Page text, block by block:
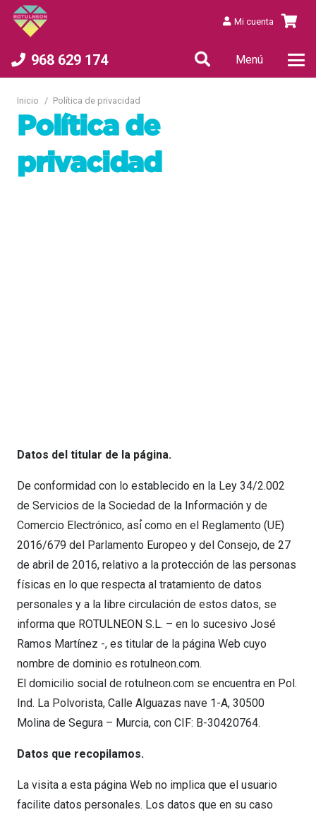
Mi cuenta
968 629 174 Menú
Inicio / Política de privacidad
Política de
privacidad
Datos del titular de la página.
De conformidad con lo establecido en la Ley 34/2.002
de Servicios de la Sociedad de la Información y de
Comercio Electrónico, así́ como en el Reglamento (UE)
2016/679 del Parlamento Europeo y del Consejo, de 27
de abril de 2016, relativo a la protección de las personas
físicas en lo que respecta al tratamiento de datos
personales y a la libre circulación de estos datos, se
informa que ROTULNEON S.L. – en lo sucesivo José
Ramos Martínez -, es titular de la página Web cuyo
nombre de dominio es rotulneon.com.
El domicilio social de rotulneon.com se encuentra en Pol.
Ind. La Polvorista, Calle Alguazas nave 1-A, 30500
Molina de Segura – Murcia, con CIF: B-30420764.
Datos que recopilamos.
La visita a esta página Web no implica que el usuario
facilite datos personales. Los datos que en su caso